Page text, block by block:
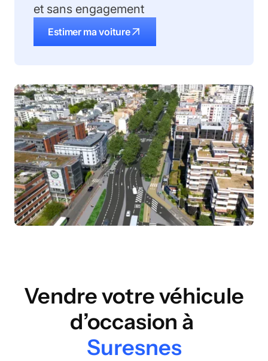
et sans engagement
Estimer ma voiture
Vendre votre véhicule
d’occasion à
Suresnes